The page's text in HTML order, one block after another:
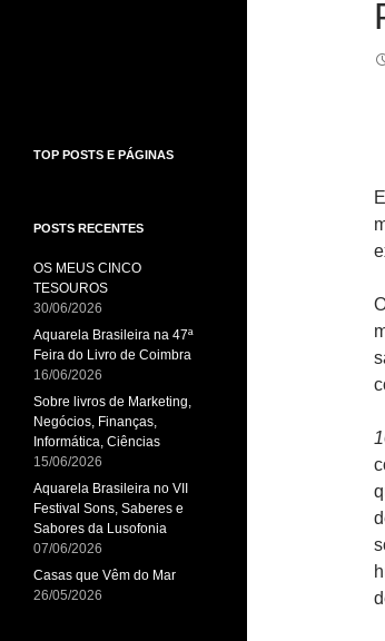
TOP POSTS E PÁGINAS
POSTS RECENTES
OS MEUS CINCO
TESOUROS
30/06/2026
Aquarela Brasileira na 47ª
Feira do Livro de Coimbra
16/06/2026
Sobre livros de Marketing,
Negócios, Finanças,
Informática, Ciências
15/06/2026
Aquarela Brasileira no VII
Festival Sons, Saberes e
Sabores da Lusofonia
07/06/2026
Casas que Vêm do Mar
26/05/2026